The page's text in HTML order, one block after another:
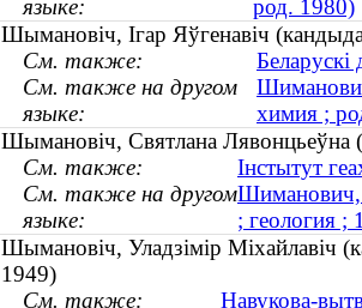
языке:
род. 1980)
Шымановіч, Ігар Яўгенавіч
См. также:
Беларускі
См. также на другом
языке:
химия ;
Шымановіч, Святлана Лявонцьеўна
См. также:
Інстытут
См. также на другом
языке:
Шиманович,
; геология
Шымановіч, Уладзімір Міхайлавіч
1949)
См. также:
Навукова-